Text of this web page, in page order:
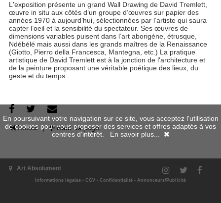
L'exposition présente un grand Wall Drawing de David Tremlett,
œuvre in situ aux côtés d’un groupe d’œuvres sur papier des
années 1970 à aujourd’hui, sélectionnées par l’artiste qui saura
capter l’oeil et la sensibilité du spectateur. Ses œuvres de
dimensions variables puisent dans l’art aborigène, étrusque,
Ndébélé mais aussi dans les grands maîtres de la Renaissance
(Giotto, Pierro della Francesca, Mantegna, etc.) La pratique
artistique de David Tremlett est à la jonction de l'architecture et
de la peinture proposant une véritable poétique des lieux, du
geste et du temps.
Retour| Haut de page
Art Absolument
Informations légales - CGV - Confidentialité - Annonceurs/Publicité
En poursuivant votre navigation sur ce site, vous acceptez l'utilisation
de cookies pour vous proposer des services et offres adaptés à vos
centres d'intérêt. En savoir plus...